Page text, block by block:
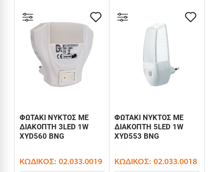
ΦΩΤΑΚΙ ΝΥΚΤΟΣ ΜΕ
ΔΙΑΚΟΠΤΗ 3LED 1W
XYD560 BNG
ΚΩΔΙΚΌΣ: 02.033.0019
ΦΩΤΑΚΙ ΝΥΚΤΟΣ ΜΕ
ΔΙΑΚΟΠΤΗ 5LED 1W
XYD553 BNG
ΚΩΔΙΚΌΣ: 02.033.0018